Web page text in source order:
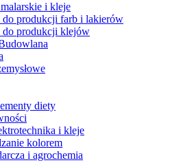
i kleje
do produkcji farb i lakierów
do produkcji klejów
diety
i kleje
kolorem
i agrochemia